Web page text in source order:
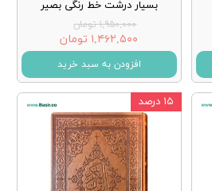
بسیار درشت خط رنگی بصیر
۱,۹۵۰,۰۰۰ تومان
۱,۴۶۲,۵۰۰ تومان
افزودن به سبد خرید
۱۵ درصد